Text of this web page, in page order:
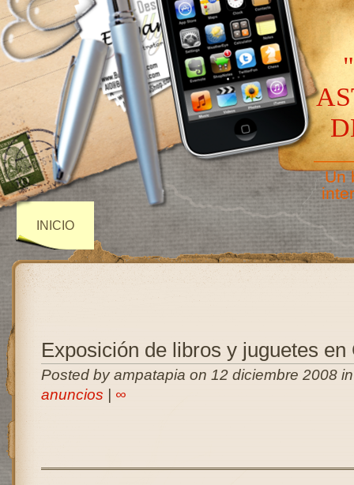
Un
INICIO
Exposición de libros y juguetes en
Posted by ampatapia on 12 diciembre 2008
anuncios
∞